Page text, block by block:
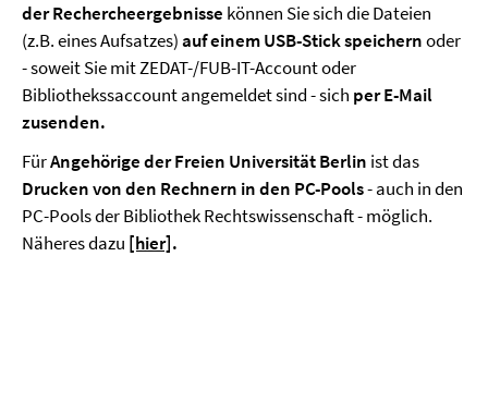
der Rechercheergebnisse können Sie sich die Dateien
(z.B. eines Aufsatzes)auf einem USB-Stick speichernoder
- soweit Sie mit ZEDAT-/FUB-IT-Account oder
Bibliothekssaccount angemeldet sind - sich per E-Mail
zusenden.
FürAngehörige der Freien Universität Berlin ist das
Drucken von den Rechnern in den PC-Pools- auch in den
PC-Pools der Bibliothek Rechtswissenschaft - möglich.
Näheres dazu [hier].